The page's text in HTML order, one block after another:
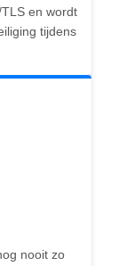
en wordt
tijdens
nooit zo